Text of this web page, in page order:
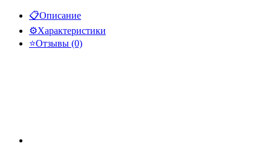
📋Описание
⚙️Характеристики
⭐Отзывы (0)